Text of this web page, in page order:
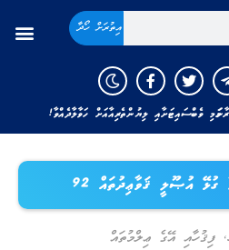
އިތުރަށް ހޯދާ
މި ވެބްސައިޓަށާއި ލިޔުންތެރިއާއަށް ހަވާލާދެއްވާ!
އުޞޫލީ ޤަވާޢިދުތައް 92
, ފިޤުހާއި އޭގެ ޢިލްމުތައް